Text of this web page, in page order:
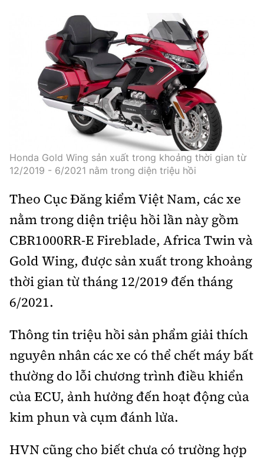
Cơ quan chủ quản: Bộ Xây dựng
Tổng biên tập:Nguyễn Thị Hồng Nga
Trưởng ban Ô tô - Xe máy:Nguyễn Tiến Mạnh
Giấy phép số: 03/GP-BC, cấp ngày 22/4/2025
Chuyên trang của Báo Xây dựng
Tòa soạn: Số 2 Nguyễn Công Hoan, phường Giảng Võ,
Hotline: 0967 376 459;
Liên hệ quảng cáo phát hành: 0915.057.282
Email: bandoc@baoxaydung.vn
Thông tin tòa soạn
Honda Gold Wing sản xuất trong khoảng thời gian từ
12/2019 - 6/2021 nằm trong diện triệu hồi
Theo Cục Đăng kiểm Việt Nam, các xe
nằm trong diện triệu hồi lần này gồm
CBR1000RR-E Fireblade, Africa Twin và
Gold Wing, được sản xuất trong khoảng
thời gian từ tháng 12/2019 đến tháng
6/2021.
Thông tin triệu hồi sản phẩm giải thích
nguyên nhân các xe có thể chết máy bất
thường do lỗi chương trình điều khiển
của ECU, ảnh hưởng đến hoạt động của
kim phun và cụm đánh lửa.
HVN cũng cho biết chưa có trường hợp